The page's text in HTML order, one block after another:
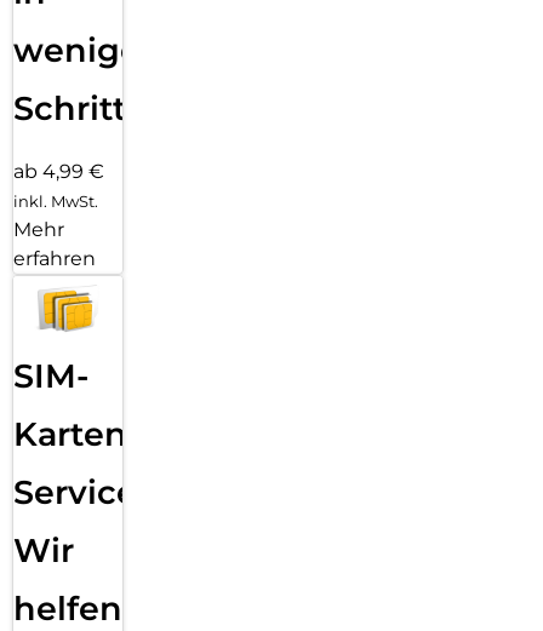
wenigen
Schritten
ab 4,99 €
inkl. MwSt.
Mehr
erfahren
SIM-
Karten
Service:
Wir
helfen